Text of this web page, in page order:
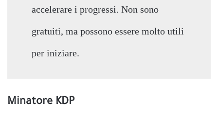
accelerare i progressi. Non sono
gratuiti, ma possono essere molto utili
per iniziare.
Minatore KDP